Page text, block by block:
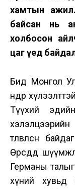
хамтын
байсан нь
холбосон
цаг үед байдал
Бид Монгол
өндөр
Түүхий
төлөвлөсөн
Өөрсдөдөө
Германы
хүний хувьд